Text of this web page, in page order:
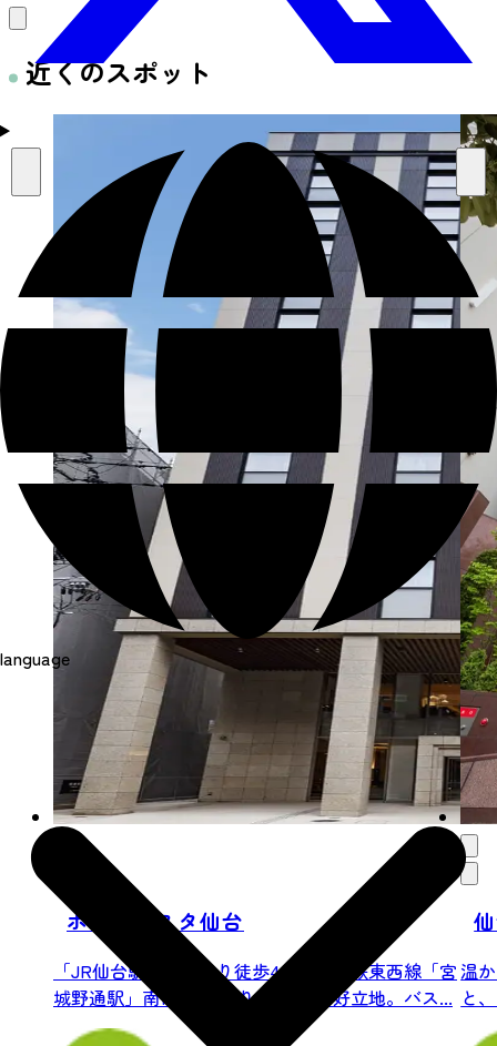
language
近くのスポット
ホテルビスタ仙台
「JR仙台駅」東口より徒歩4分、地下鉄東西線「宮
城野通駅」南1番出口より徒歩1分の好立地。バス...
温
と
光